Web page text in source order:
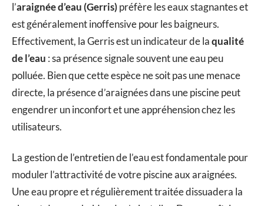
l’araignée d’eau (Gerris)préfère les eaux stagnantes et
est généralement inoffensive pour les baigneurs.
Effectivement, la Gerris est un indicateur de laqualité
de l’eau : sa présence signale souvent une eau peu
polluée. Bien que cette espèce ne soit pas une menace
directe, la présence d’araignées dans une piscine peut
engendrer un inconfort et une appréhension chez les
utilisateurs.
La gestion de l’entretien de l’eau est fondamentale pour
moduler l’attractivité de votre piscine aux araignées.
Une eau propre et régulièrement traitée dissuadera la